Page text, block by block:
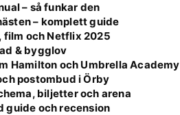
– så funkar den
– komplett guide
film och Netflix 2025
& bygglov
Hamilton och Umbrella Academy
postombud i Örby
biljetter och arena
guide och recension